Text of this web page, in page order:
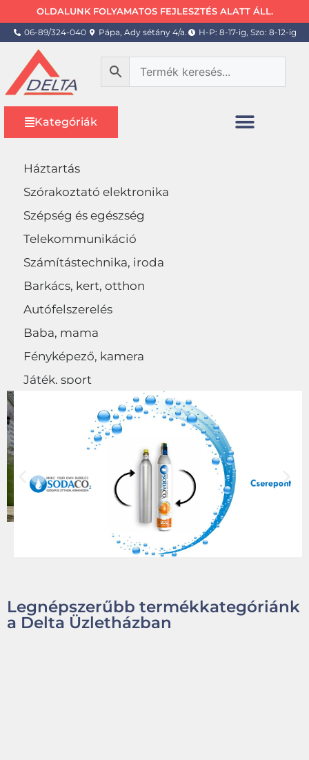
OLDALUNK FOLYAMATOS FEJLESZTÉS ALATT ÁLL.
06-89/324-040 Pápa, Ady sétány 4/a. H-P: 8-17-ig, Szo: 8-12-ig
Kategóriák
Háztartás
Szórakoztató elektronika
Szépség és egészség
Telekommunikáció
Számítástechnika, iroda
Barkács, kert, otthon
Autófelszerelés
Baba, mama
Fényképező, kamera
Játék, sport
Legnépszerűbb termékkategóriánk
a Delta Üzletházban